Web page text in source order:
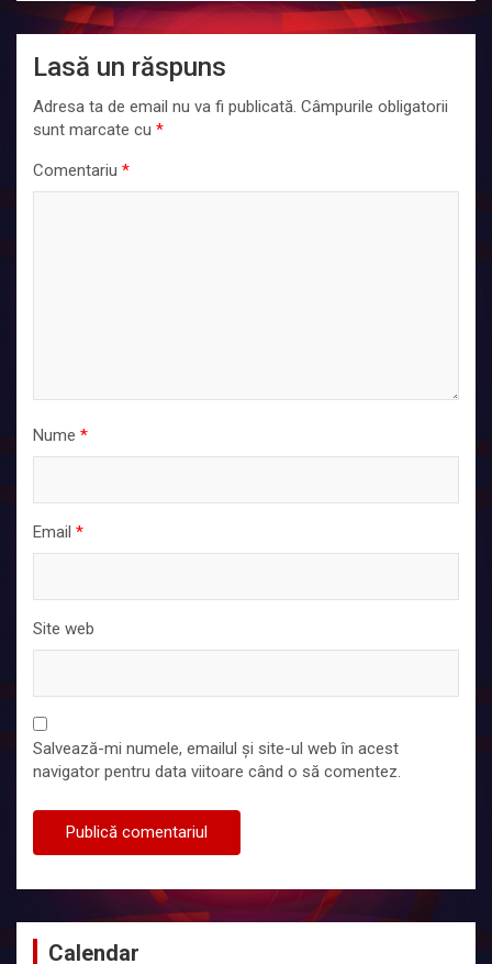
Lasă un răspuns
Adresa ta de email nu va fi publicată. Câmpurile obligatorii
sunt marcate cu *
Comentariu *
Nume *
Email *
Site web
Salvează-mi numele, emailul și site-ul web în acest
navigator pentru data viitoare când o să comentez.
Calendar